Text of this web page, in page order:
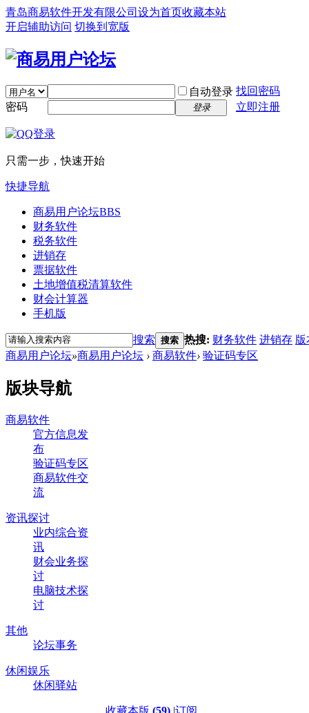
青岛商易软件开发有限公司 设为首页收藏本站
开启辅助访问 切换到宽版
自动登录 找回密码
密码
登录 立即注册
只需一步，快速开始
快捷导航
商易用户论坛BBS
财务软件
税务软件
进销存
票据软件
土地增值税清算软件
财会计算器
手机版
搜索 搜索 热搜: 财务软件 进销存 版
商易用户论坛»商易用户论坛 › 商易软件› 验证码专区
版块导航
商易软件
官方信息发
布
验证码专区
商易软件交
流
资讯探讨
业内综合资
讯
财会业务探
讨
电脑技术探
讨
其他
论坛事务
休闲娱乐
休闲驿站
收藏本版 (59) |订阅